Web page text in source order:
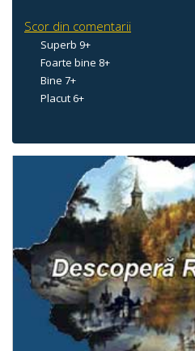
Scor din comentarii
Superb 9+
Foarte bine 8+
Bine 7+
Placut 6+